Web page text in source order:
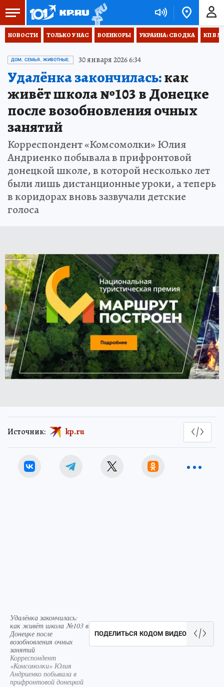
НОВОСТИ ТОЛЬКО У НАС ВОЕНКОРЫ УКРАИНА: СВОДКА КП В
ДОМ, СЕМЬЯ, ЖИВОТНЫЕ. 30 января 2026 6:34
Удалёнка закончилась:как
живёт школа №103 в Донецке
после возобновления очных
занятий
Корреспондент «Комсомолки» Юлия
Андриенко побывала в прифронтовой
донецкой школе, в которой несколько лет
были лишь дистанционные уроки, а теперь
в коридорах вновь зазвучали детские
голоса
Источник: kp.ru
Удалёнка закончилась:
как живёт школа №103 в
Донецке после
возобновления очных
занятий
Корреспондент
«Комсомолки» Юлия
Андриенко побывала в
прифронтовой донецкой
ПОДЕЛИТЬСЯ КОДОМ ВИДЕО